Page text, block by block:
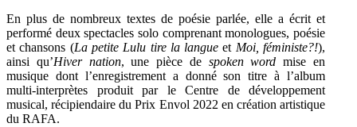
En plus de nombreux textes de poésie parlée, elle a écrit et
performé deux spectacles solo comprenant monologues, poésie
et chansons (La petite Lulu tire la langue et Moi, féministe?!),
ainsi qu’Hiver nation, une pièce de spoken word mise en
musique dont l’enregistrement a donné son titre à l’album
multi-interprètes produit par le Centre de développement
musical, récipiendaire du Prix Envol 2022 en création artistique
du RAFA.